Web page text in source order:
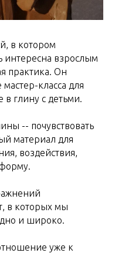
в котором
интересна взрослым
практика. Он
класса для
в глину с детьми.
-- почувствовать
материал для
воздействия,
в которых мы
и широко.
уже к